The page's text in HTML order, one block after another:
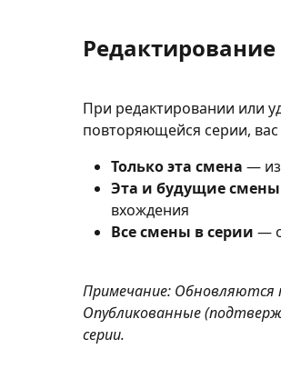
При редактировании или
повторяющейся серии,
Только эта смена —
Эта и будущие смены
вхождения
Все смены в серии —
Примечание: Обновляются
Опубликованные
серии.